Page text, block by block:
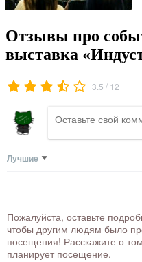
Отзывы про
выставка
3.5 / 12
Лучшие
Пожалуйста, оставьте
чтобы другим людям было
посещения! Расскажите о
планирует посещение.